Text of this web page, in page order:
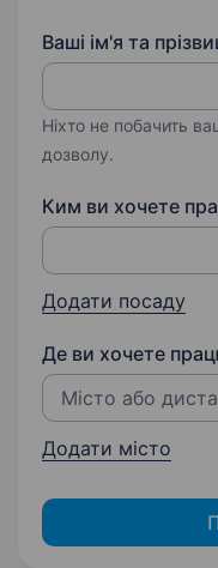
Ваші ім'я та
Ніхто не побачить
дозволу.
Ким ви хочете
Додати посаду
Де ви хочете
Додати місто